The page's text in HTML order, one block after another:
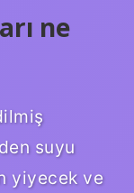
ne
suyu
yiyecek ve